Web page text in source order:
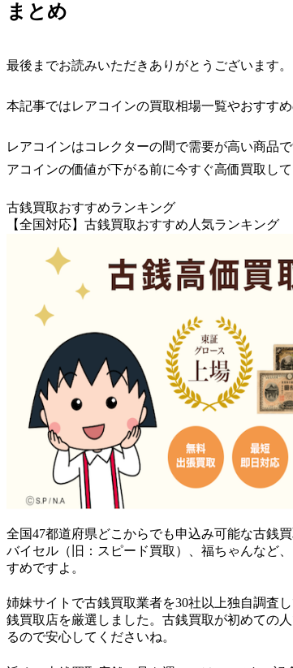
まとめ
最後までお読みいただきありがとうございます。
本記事ではレアコインの買取相場一覧やおすす
レアコインはコレクターの間で需要が高い商品
アコインの価値が下がる前に今すぐ高価買取して
古銭買取おすすめランキング
【全国対応】古銭買取おすすめ人気ランキング
全国47都道府県どこからでも申込み可能な古銭
バイセル（旧：スピード買取）、福ちゃんなど
すめですよ。
姉妹サイトで古銭買取業者を30社以上独自調査
銭買取店を厳選しました。古銭買取が初めての
るので安心してくださいね。